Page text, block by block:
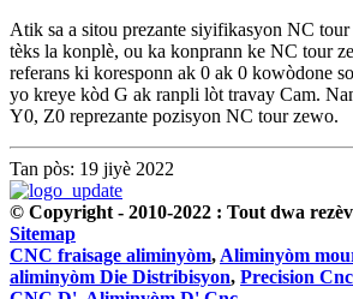
Atik sa a sitou prezante siyifikasyon NC
tèks la konplè, ou ka konprann ke NC tour
referans ki koresponn ak 0 ak 0 kowòdone
yo kreye kòd G ak ranpli lòt travay Cam.
Y0, Z0 reprezante pozisyon NC tour zewo.
Tan pòs: 19 jiyè 2022
© Copyright - 2010-2022 : Tout dwa
Sitemap
CNC fraisage aliminyòm, Aliminyòm
aliminyòm Die Distribisyon, Precision